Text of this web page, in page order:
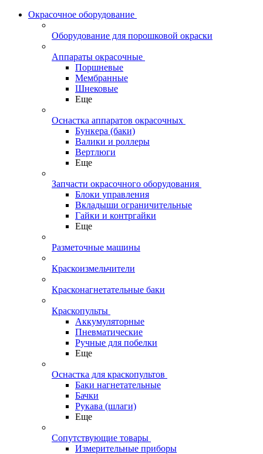
Окрасочное оборудование
Оборудование для порошковой окраски
Аппараты окрасочные
Поршневые
Мембранные
Шнековые
Еще
Оснастка аппаратов окрасочных
Бункера (баки)
Валики и роллеры
Вертлюги
Еще
Запчасти окрасочного оборудования
Блоки управления
Вкладыши ограничительные
Гайки и контргайки
Еще
Разметочные машины
Краскоизмельчители
Красконагнетательные баки
Краскопульты
Аккумуляторные
Пневматические
Ручные для побелки
Еще
Оснастка для краскопультов
Баки нагнетательные
Бачки
Рукава (шлаги)
Еще
Сопутствующие товары
Измерительные приборы